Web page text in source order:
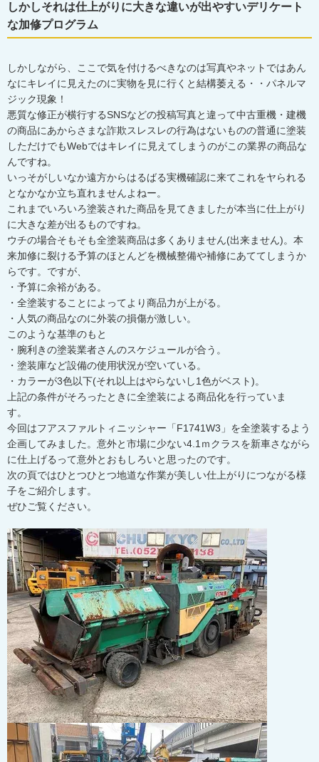
しかしそれは仕上がりに大きな違いが出やすいデリケート
な加修プログラム
しかしながら、ここで気を付けるべきなのは写真やネットではあん
なにキレイに見えたのに実物を見に行くと結構萎える・・パネルマ
ジック現象！
悪質な修正が横行するSNSなどの投稿写真と違って中古重機・建機
の商品にあからさまな詐欺スレスレの行為はないものの普通に塗装
しただけでもWebではキレイに見えてしまうのがこの業界の商品な
んですね。
いっそがしいなか遠方からはるばる実機確認に来てこれをヤられる
となかなか立ち直れませんよねー。
これまでいろいろ塗装された商品を見てきましたが本当に仕上がり
に大きな差が出るものですね。
ウチの場合そもそも全塗装商品は多くありません(出来ません)。本
来加修に裂ける予算のほとんどを機械整備や補修にあててしまうか
らです。ですが、
・予算に余裕がある。
・全塗装することによってより商品力が上がる。
・人気の商品なのに外装の損傷が激しい。
このような基準のもと
・腕利きの塗装業者さんのスケジュールが合う。
・塗装庫など設備の使用状況が空いている。
・カラーが3色以下(それ以上はやらないし1色がベスト)。
上記の条件がそろったときに全塗装による商品化を行っていま
す。
今回はフアスファルトィニッシャー「F1741W3」を全塗装するよう
企画してみました。意外と市場に少ない4.1ｍクラスを新車さながら
に仕上げるって意外とおもしろいと思ったのです。
次の頁ではひとつひとつ地道な作業が美しい仕上がりにつながる様
子をご紹介します。
ぜひご覧ください。